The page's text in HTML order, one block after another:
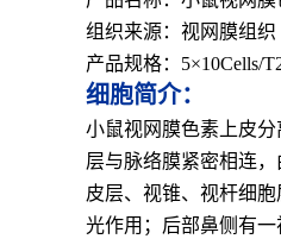
组织来源：视网膜组织
产品规格：5×10Cells/
细胞简介：
小鼠视网膜色素上皮
层与脉络膜紧密相连
皮层、视锥、视杆细
光作用；后部鼻侧有